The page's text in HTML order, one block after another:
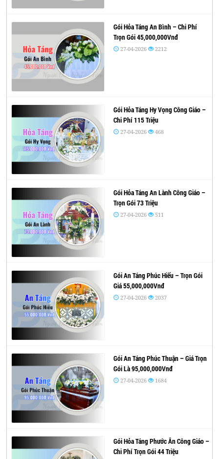
Gói Hỏa Táng An Bình – Chi Phí
Trọn Gói 45,000,000Vnđ
27-04-2026 2212
Gói Hỏa Táng Hy Vọng Công Giáo –
Chi Phí 115 Triệu
27-04-2026 468
Gói Hỏa Táng An Lành Công Giáo –
Trọn Gói 73 Triệu
27-04-2026 511
Gói An Táng Phúc Hiếu – Trọn Gói
Giá 55,000,000Vnđ
27-04-2026 2037
Gói An Táng Phúc Thuận – Giá Trọn
Gói Là 95,000,000Vnđ
27-04-2026 1684
Gói Hỏa Táng Phước Ân Công Giáo –
Chi Phí Trọn Gói 44 Triệu